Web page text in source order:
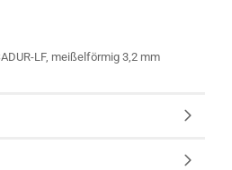
LF, meißelförmig 3,2 mm